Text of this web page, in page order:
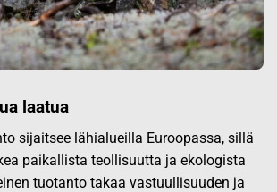
laatua
sijaitsee lähialueilla Euroopassa, sillä
paikallista teollisuutta ja ekologista
tuotanto takaa vastuullisuuden ja